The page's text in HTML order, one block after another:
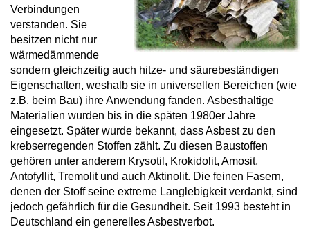
Verbindungen
verstanden. Sie
besitzen nicht nur
wärmedämmende
sondern gleichzeitig auch hitze- und säurebeständigen
Eigenschaften, weshalb sie in universellen Bereichen (wie
z.B. beim Bau) ihre Anwendung fanden. Asbesthaltige
Materialien wurden bis in die späten 1980er Jahre
eingesetzt. Später wurde bekannt, dass Asbest zu den
krebserregenden Stoffen zählt. Zu diesen Baustoffen
gehören unter anderem Krysotil, Krokidolit, Amosit,
Antofyllit, Tremolit und auch Aktinolit. Die feinen Fasern,
denen der Stoff seine extreme Langlebigkeit verdankt, sind
jedoch gefährlich für die Gesundheit. Seit 1993 besteht in
Deutschland ein generelles Asbestverbot.